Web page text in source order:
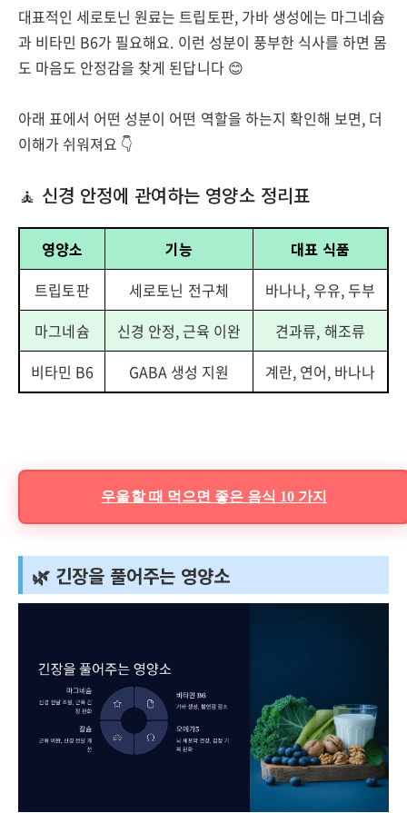
대표적인 세로토닌 원료는 트립토판, 가바 생성에는 마그네슘
과 비타민 B6가 필요해요. 이런 성분이 풍부한 식사를 하면 몸
도 마음도 안정감을 찾게 된답니다 😊
아래 표에서 어떤 성분이 어떤 역할을 하는지 확인해 보면, 더
이해가 쉬워져요 👇
🧘 신경 안정에 관여하는 영양소 정리표
영양소 기능
대표 식품
트립토판
세로토닌 전구체
바나나, 우유, 두부
마그네슘
신경 안정, 근육 이완
견과류, 해조류
비타민 B6
GABA 생성 지원 계란, 연어, 바나나
우울할 때 먹으면 좋은 음식 10 가지
🌿 긴장을 풀어주는 영양소